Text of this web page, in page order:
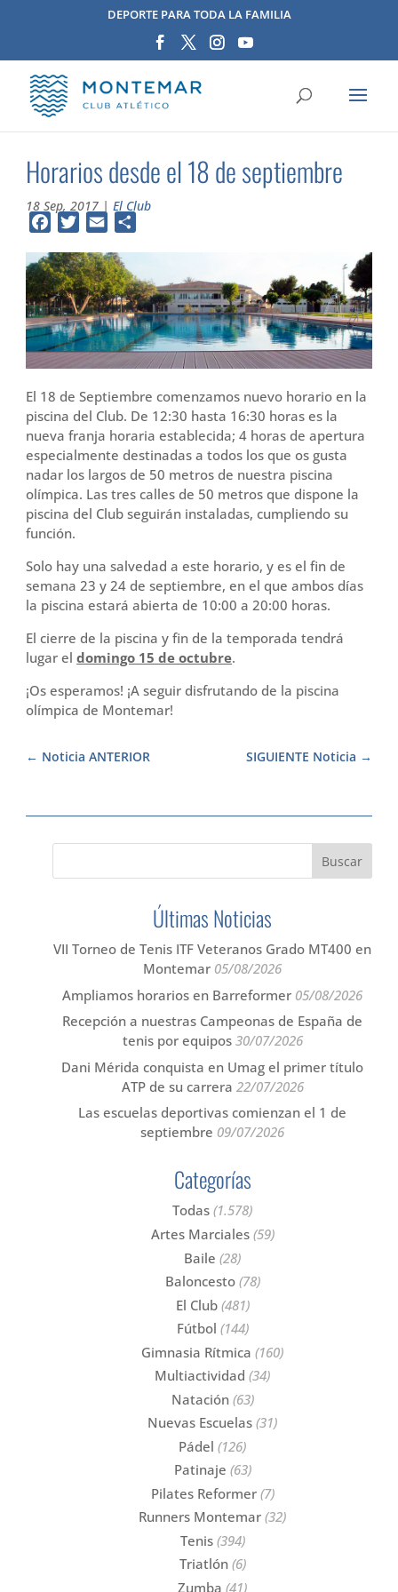
DEPORTE PARA TODA LA FAMILIA
Horarios desde el 18 de septiembre
18 Sep, 2017 |El Club
FacebookTwitterEmail
El 18 de Septiembre comenzamos nuevo horario en la
piscina del Club. De 12:30 hasta 16:30 horas es la
nueva franja horaria establecida; 4 horas de apertura
especialmente destinadas a todos los que os gusta
nadar los largos de 50 metros de nuestra piscina
olímpica. Las tres calles de 50 metros que dispone la
piscina del Club seguirán instaladas, cumpliendo su
función.
Solo hay una salvedad a este horario, y es el fin de
semana 23 y 24 de septiembre, en el que ambos días
la piscina estará abierta de 10:00 a 20:00 horas.
El cierre de la piscina y fin de la temporada tendrá
lugar eldomingo 15 de octubre.
¡Os esperamos! ¡A seguir disfrutando de la piscina
olímpica de Montemar!
SIGUIENTE Noticia
Noticia ANTERIOR
Últimas Noticias
VII Torneo de Tenis ITF Veteranos Grado MT400 en
Montemar 05/08/2026
Ampliamos horarios en Barreformer 05/08/2026
Recepción a nuestras Campeonas de España de
tenis por equipos 30/07/2026
Dani Mérida conquista en Umag el primer título
ATP de su carrera 22/07/2026
Las escuelas deportivas comienzan el 1 de
septiembre 09/07/2026
Categorías
Todas (1.578)
Artes Marciales(59)
Baile (28)
Baloncesto(78)
El Club(481)
Fútbol (144)
Gimnasia Rítmica (160)
Multiactividad (34)
Natación(63)
Nuevas Escuelas (31)
Pádel (126)
Patinaje (63)
Pilates Reformer(7)
Runners Montemar (32)
Tenis(394)
Triatlón(6)
Zumba (41)